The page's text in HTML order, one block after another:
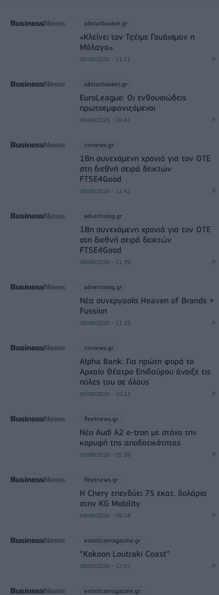
allstarbasket.gr
«Κλείνει τον Τζέιμς Γουάισμαν η
Μάλαγα»
06/08/2026 - 21:11
allstarbasket.gr
EuroLeague: Οι ενθουσιώδεις
πρωτοεμφανιζόμενοι
06/08/2026 - 20:41
csrnews.gr
18η συνεχόμενη χρονιά για τον ΟΤΕ
στη διεθνή σειρά δεικτών
FTSE4Good
06/08/2026 - 11:42
advertising.gr
18η συνεχόμενη χρονιά για τον ΟΤΕ
στη διεθνή σειρά δεικτών
FTSE4Good
06/08/2026 - 11:39
advertising.gr
Νέα συνεργασία Heaven of Brands ×
Fussion
06/08/2026 - 11:19
csrnews.gr
Alpha Bank: Για πρώτη φορά το
Αρχαίο Θέατρο Επιδαύρου άνοιξε τις
πύλες του σε όλους
05/08/2026 - 10:12
fleetnews.gr
Νέο Audi A2 e-tron με στόχο την
κορυφή της αποδοτικότητας
05/08/2026 - 05:39
fleetnews.gr
Η Chery επενδύει 75 εκατ. δολάρια
στην KG Mobility
04/08/2026 - 09:24
esteticamagazine.gr
“Kokoon Loutraki Coast”
28/07/2026 - 12:07
esteticamagazine.gr